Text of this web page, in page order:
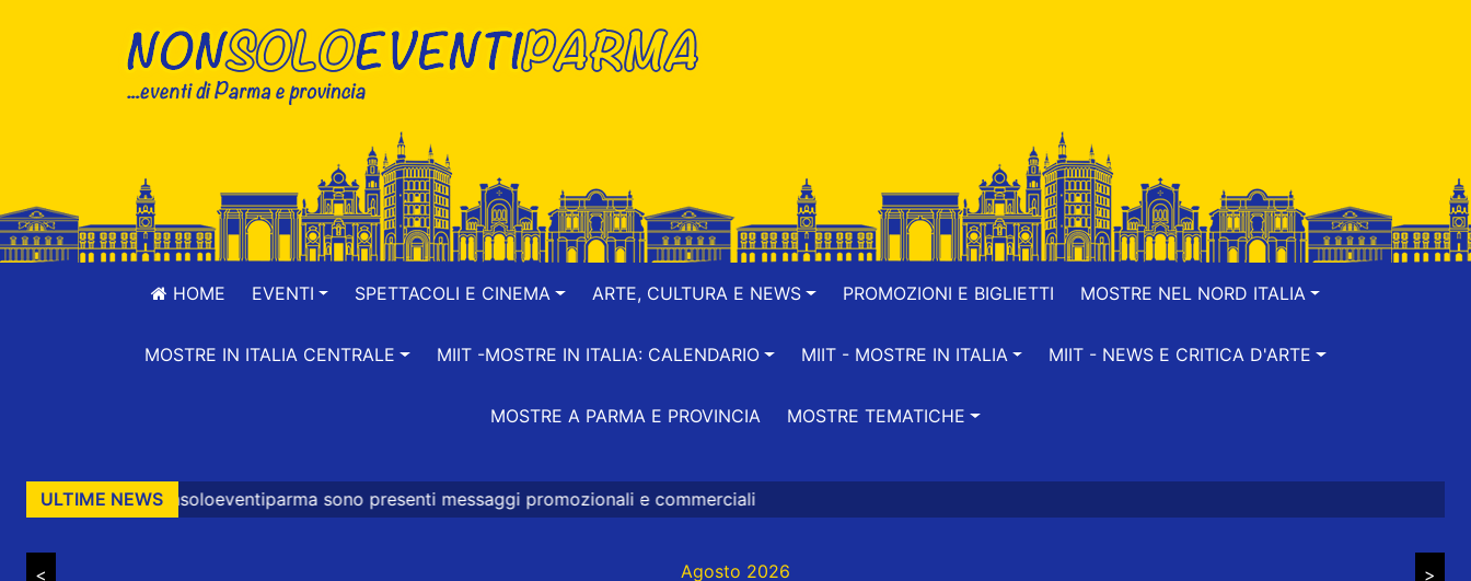
HOME EVENTI SPETTACOLI E CINEMA ARTE, CULTURA E NEWS PROMOZIONI E BIGLIETTI MOSTRE NEL NORD ITALIA
MOSTRE IN ITALIA CENTRALE MIIT -MOSTRE IN ITALIA: CALENDARIO MIIT - MOSTRE IN ITALIA MIIT - NEWS E CRITICA D'ARTE
MOSTRE A PARMA E PROVINCIA MOSTRE TEMATICHE
ULTIME NEWS
sono presenti messaggi promozionali e commerciali
< Agosto 2026 >